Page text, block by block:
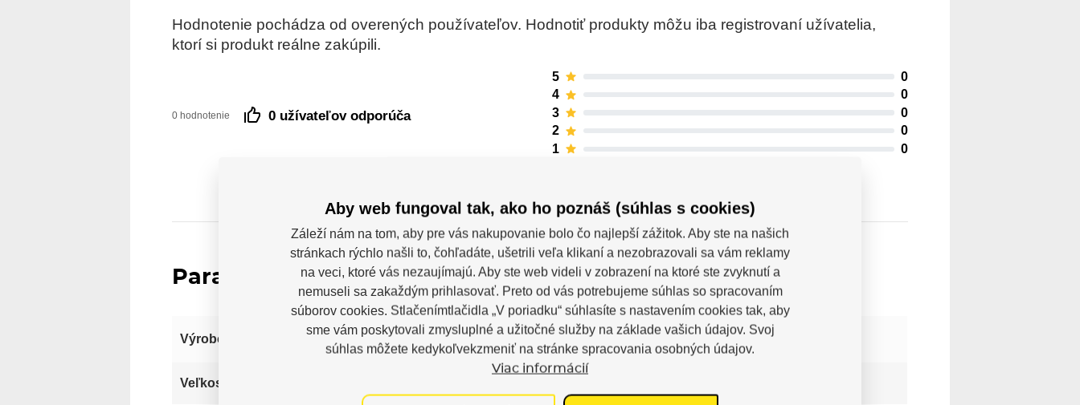
Hodnotenie pochádza od overených používateľov. Hodnotiť produkty môžu iba registrovaní užívatelia,
ktorí si produkt reálne zakúpili.
0 hodnotenie 0 užívateľov odporúča
5
0
4
0
3
0
2
0
1
0
Parametre
Výrobce Powerslide
Veľkosť
Aby web fungoval tak, ako ho poznáš (súhlas s cookies)
Záleží nám na tom, aby pre vás nakupovanie bolo čo najlepší zážitok. Aby ste na našich
stránkach rýchlo našli to, čohľadáte, ušetrili veľa klikaní a nezobrazovali sa vám reklamy
na veci, ktoré vás nezaujímajú. Aby ste web videli v zobrazení na ktoré ste zvyknutí a
nemuseli sa zakaždým prihlasovať. Preto od vás potrebujeme súhlas so spracovaním
súborov cookies. Stlačenímtlačidla „V poriadku“ súhlasíte s nastavením cookies tak, aby
sme vám poskytovali zmysluplné a užitočné služby na základe vašich údajov. Svoj
súhlas môžete kedykoľvekzmeniť na stránke spracovania osobných údajov.
Viac informácií